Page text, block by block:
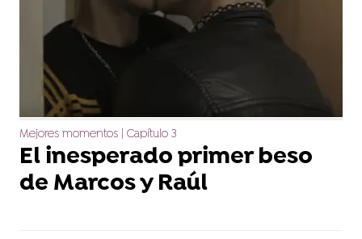
Mejores momentos | Capítulo 3
El inesperado primer beso
de Marcos y Raúl